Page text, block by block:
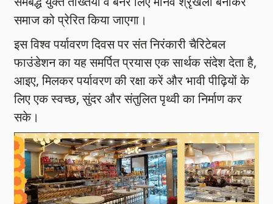
समाज को प्रेरित किया जाएगा।
इस विश्व पर्यावरण दिवस पर संत निरंकारी चैरिटेबल
फाउंडेशन का यह समर्पित प्रयास एक सार्थक संदेश देता है,
आइए, मिलकर पर्यावरण की रक्षा करें और भावी पीढ़ियों के
लिए एक स्वच्छ, सुंदर और संतुलित पृथ्वी का निर्माण कर
सके।